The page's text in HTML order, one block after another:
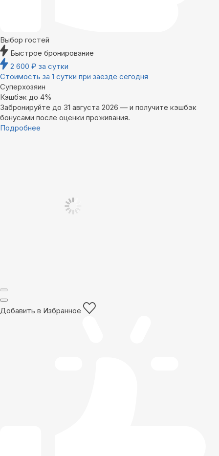
Выбор гостей
Быстрое бронирование
2 600 ₽ за сутки
Стоимость за 1 сутки при заезде сегодня
Суперхозяин
Кэшбэк до 4%
Забронируйте до 31 августа 2026 — и получите кэшбэк
бонусами после оценки проживания.
Подробнее
Добавить в Избранное